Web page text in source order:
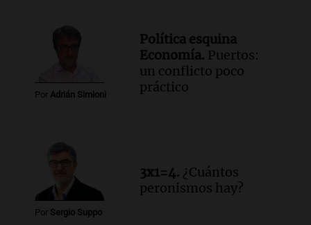
Por Adrián Simioni
Política esquina
Economía. Puertos:
un conflicto poco
práctico
Por Sergio Suppo
3x1=4. ¿Cuántos
peronismos hay?